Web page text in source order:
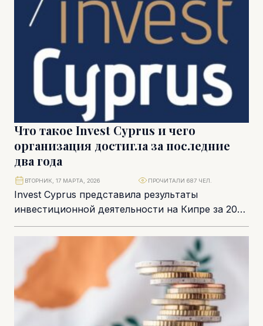
Что такое Invest Cyprus и чего
организация достигла за последние
два года
Invest Cyprus представила результаты
инвестиционной деятельности на Кипре за 2024
и 2025 годы на своем ежегодном собрании
акционеров. Также ключевая...
ВТОРНИК, 17 МАРТА, 2026 ПРОЧИТАЛИ 687 ЧЕЛ.